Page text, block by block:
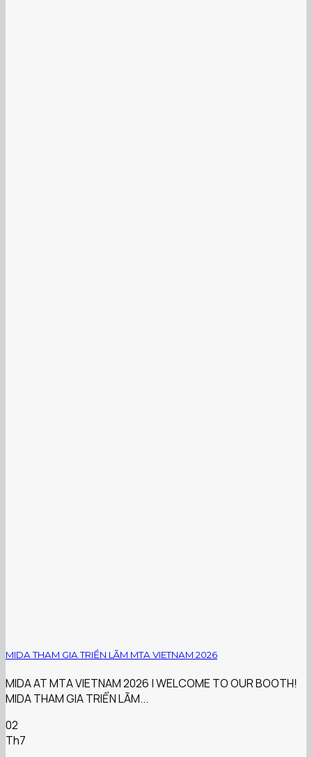
MIDA THAM GIA TRIỂN LÃM MTA VIETNAM 2026
MIDA AT MTA VIETNAM 2026 | WELCOME TO OUR BOOTH!
MIDA THAM GIA TRIỂN LÃM...
02
Th7